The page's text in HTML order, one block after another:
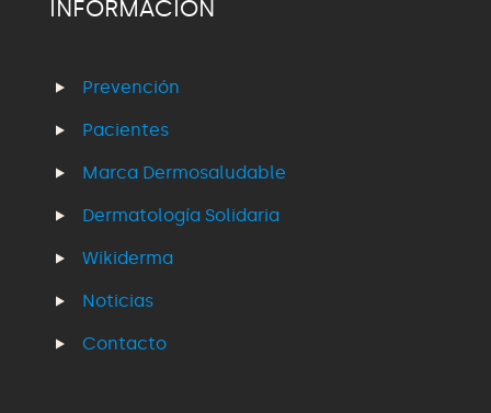
INFORMACIÓN
Prevención
Pacientes
Marca Dermosaludable
Dermatología Solidaria
Wikiderma
Noticias
Contacto